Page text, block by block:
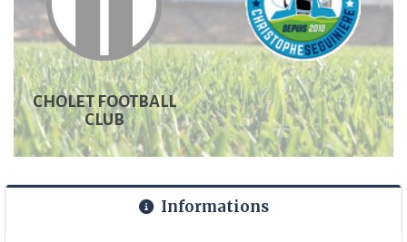
CHOLET FOOTBALL
CLUB
Informations